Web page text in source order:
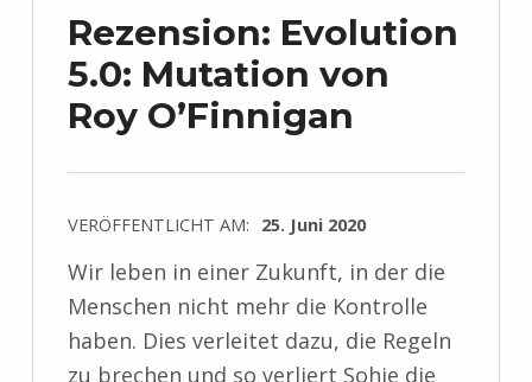
Rezension: Evolution
5.0: Mutation von
Roy O’Finnigan
VERÖFFENTLICHT AM: 25. Juni 2020
Wir leben in einer Zukunft, in der die
Menschen nicht mehr die Kontrolle
haben. Dies verleitet dazu, die Regeln
zu brechen und so verliert Sohie die